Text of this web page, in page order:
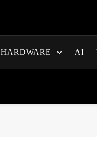
HARDWARE AI